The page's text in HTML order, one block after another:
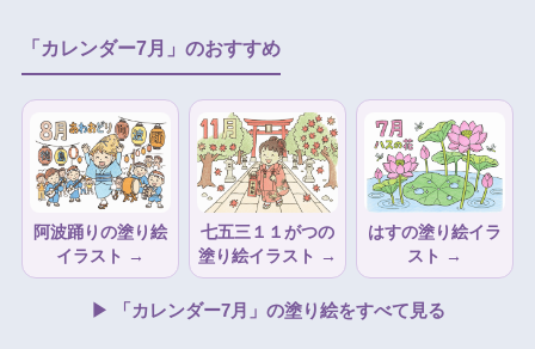
「カレンダー7月」のおすすめ
阿波踊りの塗り絵
イラスト →
七五三１１がつの
塗り絵イラスト →
はすの塗り絵イラ
スト →
▶ 「カレンダー7月」の塗り絵をすべて見る